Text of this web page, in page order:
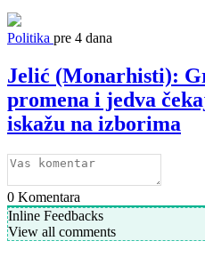
Politika pre 4 dana
Jelić (Monarhisti):
promena i jedva
iskažu na izborima
0 Komentara
Inline Feedbacks
View all comments